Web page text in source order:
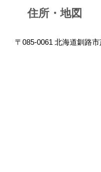
住所・地図
〒085-0061 北海道釧路